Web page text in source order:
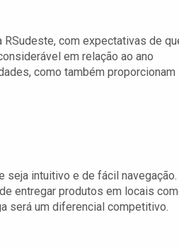
com expectativas de
em relação ao ano
como também proporcionam
seja intuitivo e de fácil navegação.
entregar produtos em locais
será um diferencial competitivo.